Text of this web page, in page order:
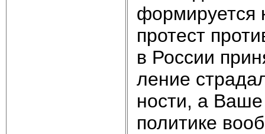
фор­ми­ру­ет­ся
про­тест
в Рос­сии
ле­ние
но­сти, а
по­ли­ти­ке